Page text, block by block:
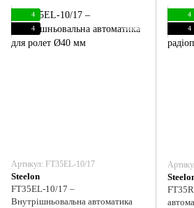
4
4
Артикул: FT35EL-10/17
Steelon
FT35EL-10/17 –
Внутрішньовальна автоматика
4
4